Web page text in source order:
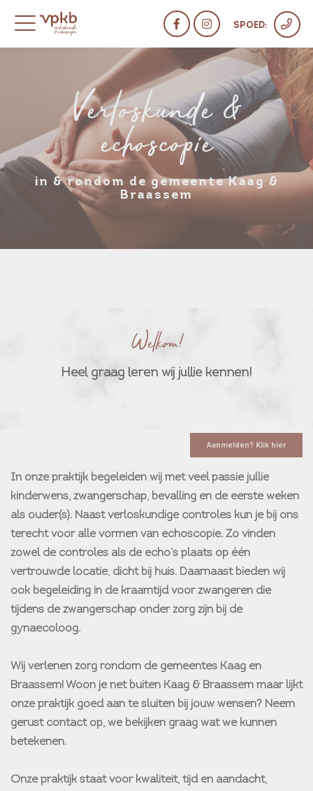
SPOED:
Verloskunde &
echoscopie
in & rondom de gemeente Kaag &
Braassem
Aanmelden? Klik hier
Welkom!
Heel graag leren wij jullie kennen!
In onze praktijk begeleiden wij met veel passie jullie
kinderwens, zwangerschap, bevalling en de eerste weken
als ouder(s). Naast verloskundige controles kun je bij ons
terecht voor alle vormen van echoscopie. Zo vinden
zowel de controles als de echo’s plaats op één
vertrouwde locatie, dicht bij huis. Daarnaast bieden wij
ook begeleiding in de kraamtijd voor zwangeren die
tijdens de zwangerschap onder zorg zijn bij de
gynaecoloog.
Wij verlenen zorg rondom de gemeentes Kaag en
Braassem! Woon je net buiten Kaag & Braassem maar lijkt
onze praktijk goed aan te sluiten bij jouw wensen? Neem
gerust contact op, we bekijken graag wat we kunnen
betekenen.
Onze praktijk staat voor kwaliteit, tijd en aandacht,